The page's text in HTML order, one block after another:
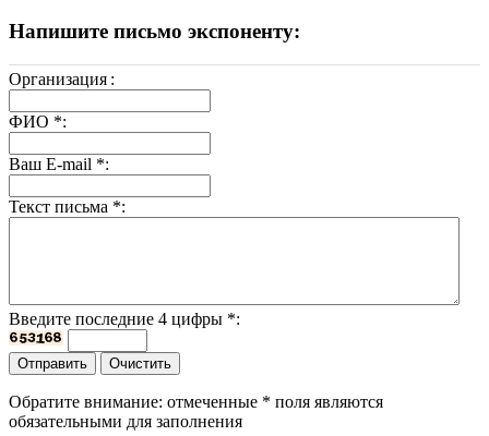
Напишите письмо экспоненту:
Организация :
ФИО *:
Ваш E-mail *:
Текст письма *:
Введите последние 4 цифры *:
Обратите внимание: отмеченные * поля являются
обязательными для заполнения